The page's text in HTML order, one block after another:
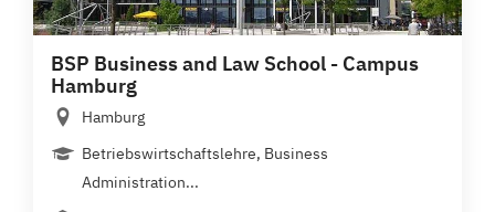
BSP Business and Law School - Campus
Hamburg
Hamburg
Betriebswirtschaftslehre, Business
Administration...